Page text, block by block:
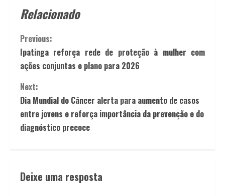
Relacionado
Previous:
Ipatinga reforça rede de proteção à mulher com
ações conjuntas e plano para 2026
Next:
Dia Mundial do Câncer alerta para aumento de casos
entre jovens e reforça importância da prevenção e do
diagnóstico precoce
Deixe uma resposta